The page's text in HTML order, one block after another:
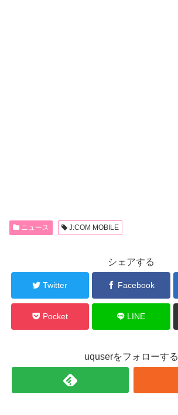
ニュース J:COM MOBILE
シェアする
Twitter Facebook
Pocket LINE
uquserをフォローする